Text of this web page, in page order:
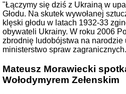
"Łączymy się dziś z Ukrainą w
Głodu. Na skutek wywołanej
klęski głodu w latach 1932-33
obywateli Ukrainy. W roku 2006
zbrodnię ludobójstwa na
ministerstwo spraw zagranicznych.
Mateusz Morawiecki
Wołodymyrem Zełenskim